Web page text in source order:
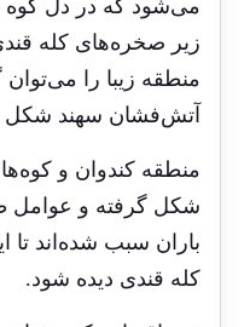
می‌شود که در دل کوه
زیر صخره‌های کله
منطقه زیبا را
آتش‌فشان سهند شکل
منطقه کندوان و
شکل گرفته و عوامل
باران سبب شده‌اند
کله قندی دیده شود.